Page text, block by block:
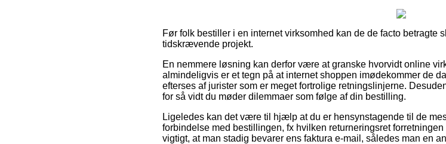
Før folk bestiller i en internet virksomhed kan de de facto betragte
tidskrævende projekt.
En nemmere løsning kan derfor være at granske hvorvidt online
almindeligvis er et tegn på at internet shoppen imødekommer de
efterses af jurister som er meget fortrolige retningslinjerne.
for så vidt du møder dilemmaer som følge af din bestilling.
Ligeledes kan det være til hjælp at du er hensynstagende til de
forbindelse med bestillingen, fx hvilken returneringsret
vigtigt, at man stadig bevarer ens faktura e-mail, således man en